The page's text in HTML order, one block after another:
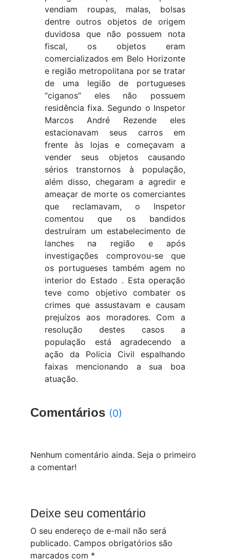
vendiam roupas, malas, bolsas
dentre outros objetos de origem
duvidosa que não possuem nota
fiscal, os objetos eram
comercializados em Belo Horizonte
e região metropolitana por se tratar
de uma legião de portugueses
“ciganos” eles não possuem
residência fixa. Segundo o Inspetor
Marcos André Rezende eles
estacionavam seus carros em
frente às lojas e começavam a
vender seus objetos causando
sérios transtornos à população,
além disso, chegaram a agredir e
ameaçar de morte os comerciantes
que reclamavam, o Inspetor
comentou que os bandidos
destruíram um estabelecimento de
lanches na região e após
investigações comprovou-se que
os portugueses também agem no
interior do Estado . Esta operação
teve como objetivo combater os
crimes que assustavam e causam
prejuízos aos moradores. Com a
resolução destes casos a
população está agradecendo a
ação da Policia Civil espalhando
faixas mencionando a sua boa
atuação.
Comentários (0)
Nenhum comentário ainda. Seja o primeiro
a comentar!
Deixe seu comentário
O seu endereço de e-mail não será
publicado. Campos obrigatórios são
marcados com *